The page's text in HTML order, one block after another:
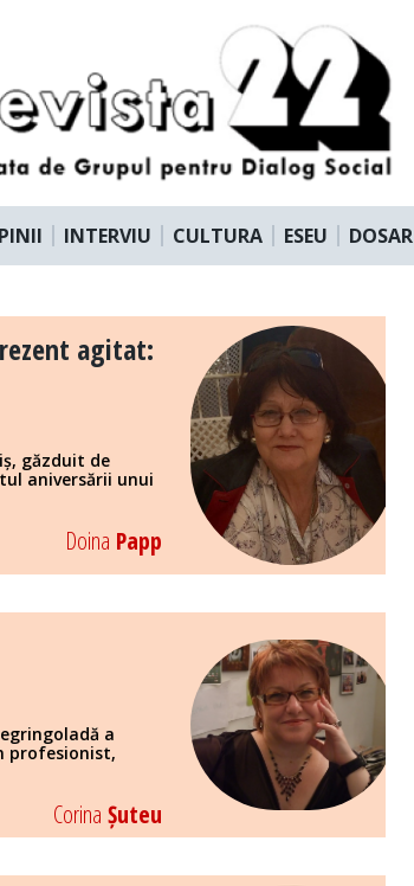
INTERVIU CULTURA ESEU DOSAR
agitat:
găzduit de
aniversării unui
Doina Papp
a
profesionist,
Corina Șuteu